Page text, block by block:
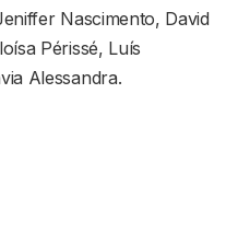
Nascimento, David
Périssé, Luís
Alessandra.